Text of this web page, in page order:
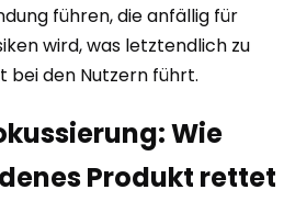
führen, die anfällig für
wird, was letztendlich zu
bei den Nutzern führt.
Wie
Produkt rettet